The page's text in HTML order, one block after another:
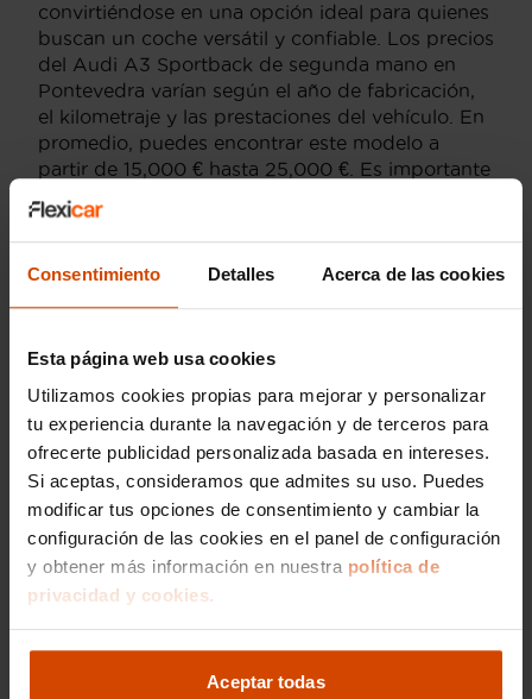
Consentimiento Detalles Acerca de las cookies
Esta página web usa cookies
Utilizamos cookies propias para mejorar y personalizar
tu experiencia durante la navegación y de terceros para
ofrecerte publicidad personalizada basada en intereses.
Si aceptas, consideramos que admites su uso. Puedes
modificar tus opciones de consentimiento y cambiar la
configuración de las cookies en el panel de configuración
y obtener más información en nuestra política de
privacidad y cookies.
Aceptar todas
convirtiéndose en una opción ideal para quienes
buscan un coche versátil y confiable. Los precios
del Audi A3 Sportback de segunda mano en
Pontevedra varían según el año de fabricación,
el kilometraje y las prestaciones del vehículo. En
promedio, puedes encontrar este modelo a
partir de 15,000 € hasta 25,000 €. Es importante
tener en cuenta el estado del vehículo y la
procedencia para garantizar una compra segura.
¿Se puede financiar un Audi A3
Flexicar?
¡Por supuesto! En Flexicar, ofrecemos opciones
de financiación para que puedas adquirir un
Audi A3 Sportback de segunda mano en
Pontevedra de manera cómoda y accesible.
Nuestro objetivo es facilitar el proceso de
compra, brindándote una experiencia sencilla y
libre de preocupaciones. Contamos con un
equipo de expertos que te asesorará en cada